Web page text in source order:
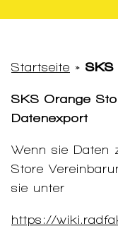
Startseite » SKS
SKS Orange
Datenexport
Wenn sie Daten
Store
sie unter
https://